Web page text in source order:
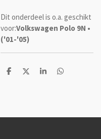
Dit onderdeel is o.a. geschikt
voor:Volkswagen Polo 9N •
('01-'05)
D
D
S
D